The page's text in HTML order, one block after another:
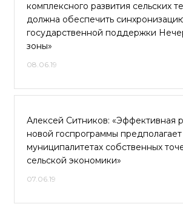
комплексного развития сельских
должна обеспечить
государственной поддержки
зоны»
08.06.19
Алексей Ситников: «Эффективная
новой госпрограммы
муниципалитетах собственных
сельской экономики»
07.06.19